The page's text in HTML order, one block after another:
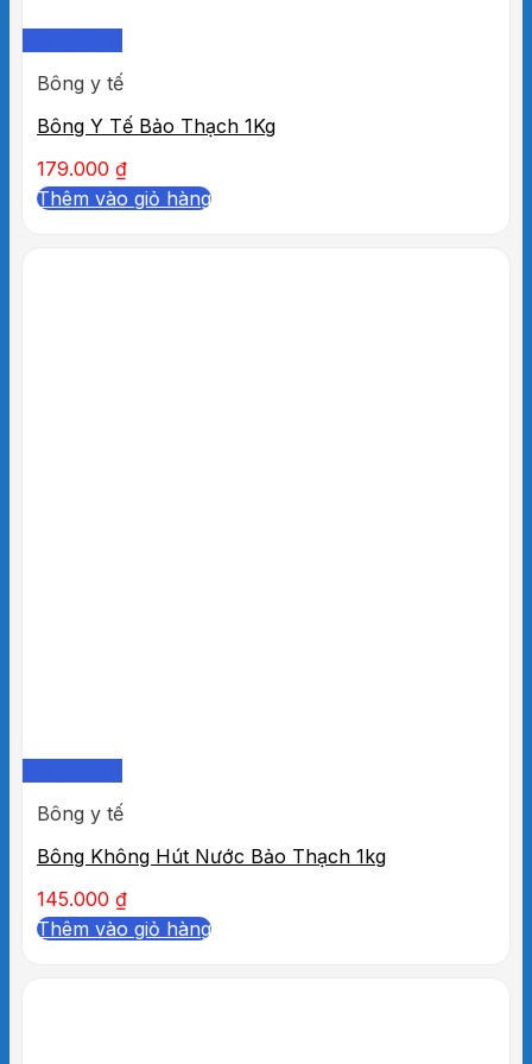
Bông y tế
Bông Y Tế Bảo Thạch 1Kg
179.000 ₫
Thêm vào giỏ hàng
Bông y tế
Bông Không Hút Nước Bảo Thạch 1kg
145.000 ₫
Thêm vào giỏ hàng